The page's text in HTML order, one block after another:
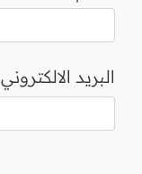
البريد الالكتروني